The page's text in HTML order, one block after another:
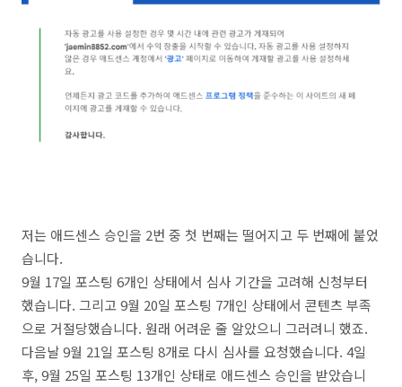
저는 애드센스 승인을 2번 중 첫 번째는 떨어지고 두 번째에 붙었
습니다.
9월 17일 포스팅 6개인 상태에서 심사 기간을 고려해 신청부터
했습니다. 그리고 9월 20일 포스팅 7개인 상태에서 콘텐츠 부족
으로 거절당했습니다. 원래 어려운 줄 알았으니 그러려니 했죠.
다음날 9월 21일 포스팅 8개로 다시 심사를 요청했습니다. 4일
후, 9월 25일 포스팅 13개인 상태로 애드센스 승인을 받았습니